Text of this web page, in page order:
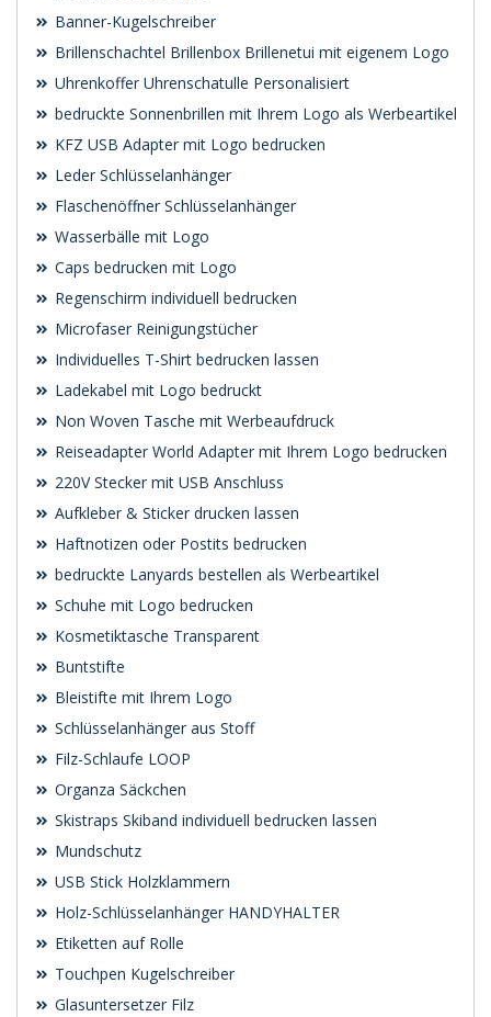
Banner-Kugelschreiber
Brillenschachtel Brillenbox Brillenetui mit eigenem Logo
Uhrenkoffer Uhrenschatulle Personalisiert
bedruckte Sonnenbrillen mit Ihrem Logo als Werbeartikel
KFZ USB Adapter mit Logo bedrucken
Leder Schlüsselanhänger
Flaschenöffner Schlüsselanhänger
Wasserbälle mit Logo
Caps bedrucken mit Logo
Regenschirm individuell bedrucken
Microfaser Reinigungstücher
Individuelles T-Shirt bedrucken lassen
Ladekabel mit Logo bedruckt
Non Woven Tasche mit Werbeaufdruck
Reiseadapter World Adapter mit Ihrem Logo bedrucken
220V Stecker mit USB Anschluss
Aufkleber & Sticker drucken lassen
Haftnotizen oder Postits bedrucken
bedruckte Lanyards bestellen als Werbeartikel
Schuhe mit Logo bedrucken
Kosmetiktasche Transparent
Buntstifte
Bleistifte mit Ihrem Logo
Schlüsselanhänger aus Stoff
Filz-Schlaufe LOOP
Organza Säckchen
Skistraps Skiband individuell bedrucken lassen
Mundschutz
USB Stick Holzklammern
Holz-Schlüsselanhänger HANDYHALTER
Etiketten auf Rolle
Touchpen Kugelschreiber
Glasuntersetzer Filz